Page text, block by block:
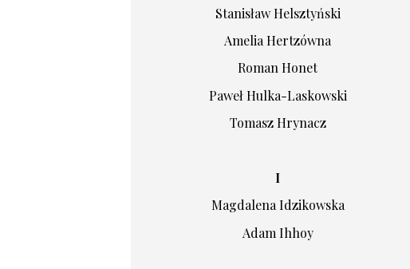
Stanisław Helsztyński
Amelia Hertzówna
Roman Honet
Paweł Hulka-Laskowski
Tomasz Hrynacz
I
Magdalena Idzikowska
Adam Ihhoy